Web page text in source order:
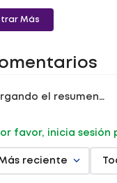
lalimpieza
de proteínas, el
química (no térmica) y
la limpieza diaria.
remoción de protéicos,
Contacto Blandos.
0007043-R1
Más
el resumen…
favor, inicia
reciente